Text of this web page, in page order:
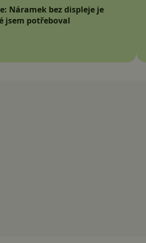
Náramek bez displeje je
jsem potřeboval